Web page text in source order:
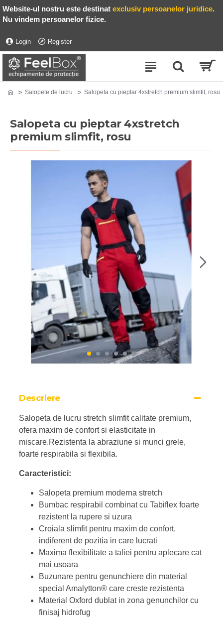
Website-ul nostru este destinat exclusiv persoanelor juridice.
Nu vindem persoanelor fizice.
Login Register
Salopete de lucru Salopeta cu pieptar 4xstretch premium slimfit, rosu
Salopeta cu pieptar 4xstretch
premium slimfit, rosu
Descriere
Salopeta de lucru stretch slimfit calitate premium,
ofera maxim de confort si elasticitate in
miscare.Rezistenta la abraziune si munci grele,
foarte respirabila si flexibila.
Caracteristici:
Salopeta premium moderna stretch
Bumbac respirabil combinat cu Tabiflex foarte
rezistent la rupere si uzura
Croiala slimfit pentru maxim de confort,
indiferent de pozitia in care lucrati
Maxima flexibilitate a taliei pentru aplecare cat
mai usoara
Buzunare pentru genunchiere din material
special Amalytton® care creste rezistenta
Material Oxford dublat in zona genunchilor cu
finisaj hidrofug